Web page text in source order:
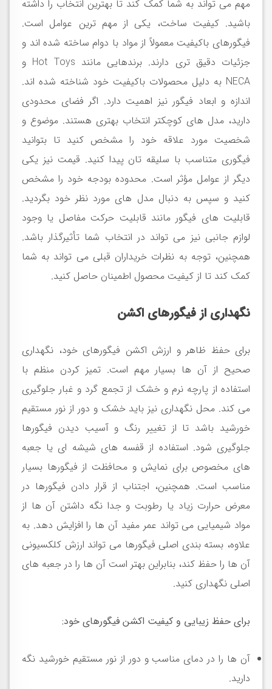
مهم می تواند به شما کمک کند تا بهترین انتخاب را داشته
باشید. کیفیت ساخت، یکی از مهم ترین عوامل است.
فیگورهای باکیفیت معمولاً از مواد با دوام ساخته شده اند و
جزئیات دقیق تری دارند. برندهایی مانند
و
NECA به دلیل محصولات باکیفیت خود شناخته شده اند.
اندازه و ابعاد فیگور نیز اهمیت دارد. اگر فضای محدودی
دارید، مدل های کوچکتر انتخاب بهتری هستند. موضوع و
شخصیت مورد علاقه خود را مشخص کنید تا بتوانید
فیگوری متناسب با سلیقه تان پیدا کنید. قیمت نیز یکی
دیگر از عوامل مؤثر است. محدوده بودجه خود را مشخص
کنید و سپس به دنبال مدل های مورد نظر خود بگردید.
قابلیت های فیگور مانند قابلیت حرکت مفاصل یا وجود
لوازم جانبی نیز می تواند در انتخاب شما تأثیرگذار باشد.
همچنین، توجه به نظرات خریداران قبلی می تواند به شما
کمک کند تا از کیفیت محصول اطمینان حاصل کنید.
نگهداری از فیگورهای اکشن
برای حفظ ظاهر و ارزش اکشن فیگورهای خود، نگهداری
صحیح از آن ها بسیار مهم است. تمیز کردن منظم با
استفاده از پارچه نرم و خشک از تجمع گرد و غبار جلوگیری
می کند. محل نگهداری نیز باید خشک و دور از نور مستقیم
خورشید باشد تا از تغییر رنگ و آسیب دیدن فیگورها
جلوگیری شود. استفاده از قفسه های شیشه ای یا جعبه
های مخصوص برای نمایش و محافظت از فیگورها بسیار
مناسب است. همچنین، اجتناب از قرار دادن فیگورها در
معرض حرارت زیاد یا رطوبت و جدا نگه داشتن آن ها از
مواد شیمیایی می تواند عمر مفید آن ها را افزایش دهد. به
علاوه، بسته بندی اصلی فیگورها می تواند ارزش کلکسیونی
آن ها را حفظ کند، بنابراین بهتر است آن ها را در جعبه های
اصلی نگهداری کنید.
برای حفظ زیبایی و کیفیت اکشن فیگورهای خود:
آن ها را در دمای مناسب و دور از نور مستقیم خورشید نگه
دارید.